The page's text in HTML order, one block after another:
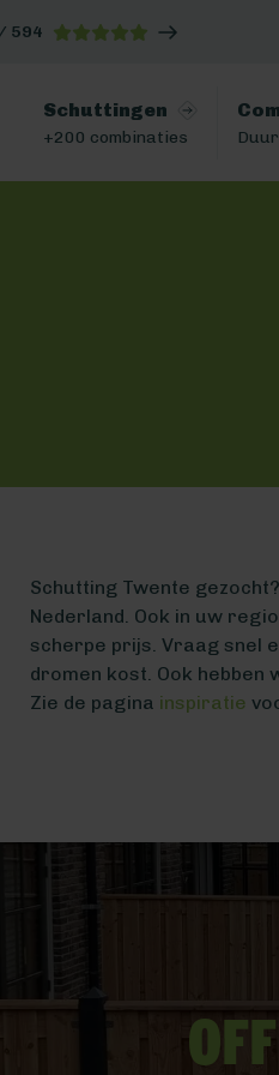
594
Schuttingen
+200 combinaties
Schutting Twente
Nederland. Ook in uw
scherpe prijs. Vraag snel
dromen kost. Ook
Zie de pagina inspiratie